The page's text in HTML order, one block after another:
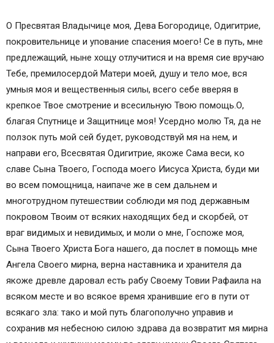
Молитвы о путешествующих
Обращение к Господу перед выходом из дома
Молитва к Николаю Чудотворцу
Короткое обращение
Прошение к Иисусу Христу перед путешествием
Обращение к Святой Богородице
Прошение перед отправлением в плаванье
Прошение перед отправлением в полёт
Молитва в дорогу перед иконой Иисуса Христа
Молитвы «В Дорогу»: Господу Богу, Святому
Николаю и Святой Катерине
Молитвы «На Удачную Дорогу»
Молитва — оберег Николаю Чудотворцу для
близких или родственников
Молитва для самостоятельного чтения
Молитва Господу Богу «на Удачную дорогу»
Молитва Святой Катерине «на Удачу в Пути»
Как правильно читать данные молитвы?
О Пресвятая Владычице моя, Дева Богородице, Одигитрие,
покровительнице и упование спасения моего! Се в путь, мне
предлежащий, ныне хощу отлучитися и на время сие вручаю
Тебе, премилосердой Матери моей, душу и тело мое, вся
умныя моя и вещественныя силы, всего себе вверяя в
крепкое Твое смотрение и всесильную Твою помощь.О,
благая Спутнице и Защитнице моя! Усердно молю Тя, да не
ползок путь мой сей будет, руководствуй мя на нем, и
направи его, Всесвятая Одигитрие, якоже Сама веси, ко
славе Сына Твоего, Господа моего Иисуса Христа, буди ми
во всем помощница, наипаче же в сем дальнем и
многотрудном путешествии соблюди мя под державным
покровом Твоим от всяких находящих бед и скорбей, от
враг видимых и невидимых, и моли о мне, Госпоже моя,
Сына Твоего Христа Бога нашего, да послет в помощь мне
Ангела Своего мирна, верна наставника и хранителя да
якоже древле даровал есть рабу Своему Товии Рафаила на
всяком месте и во всякое время хранившие его в пути от
всякаго зла: тако и мой путь благополучно управив и
сохранив мя небесною силою здрава да возвратит мя мирна